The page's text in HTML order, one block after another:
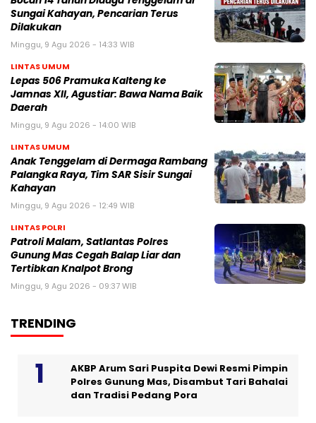
Sungai Kahayan, Pencarian Terus
Dilakukan
Minggu, 9 Agu 2026 - 14:33 WIB
LINTAS UMUM
Lepas 506 Pramuka Kalteng ke
Jamnas XII, Agustiar: Bawa Nama Baik
Daerah
Minggu, 9 Agu 2026 - 14:00 WIB
LINTAS UMUM
Anak Tenggelam di Dermaga Rambang
Palangka Raya, Tim SAR Sisir Sungai
Kahayan
Minggu, 9 Agu 2026 - 12:49 WIB
LINTAS POLRI
Patroli Malam, Satlantas Polres
Gunung Mas Cegah Balap Liar dan
Tertibkan Knalpot Brong
Minggu, 9 Agu 2026 - 09:37 WIB
TRENDING
AKBP Arum Sari Puspita Dewi Resmi Pimpin
Polres Gunung Mas, Disambut Tari Bahalai
dan Tradisi Pedang Pora